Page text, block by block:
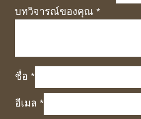
บทวิจารณ์ของคุณ *
ชื่อ *
อีเมล *